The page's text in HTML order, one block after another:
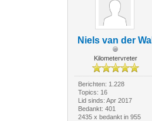
Niels van der Wal
Kilometervreter
Berichten: 1.228
Topics: 16
Lid sinds: Apr 2017
Bedankt: 401
2435 x bedankt in 955